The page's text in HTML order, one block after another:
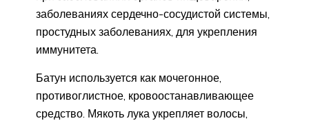
заболеваниях сердечно-сосудистой системы,
простудных заболеваниях, для укрепления
иммунитета.
Батун используется как мочегонное,
противоглистное, кровоостанавливающее
средство. Мякоть лука укрепляет волосы,